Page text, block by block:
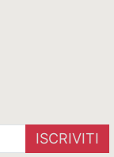
ISCRIVITI